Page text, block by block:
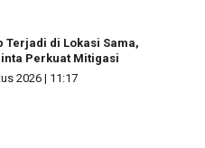
Terjadi di Lokasi Sama,
Perkuat Mitigasi
2026 | 11:17